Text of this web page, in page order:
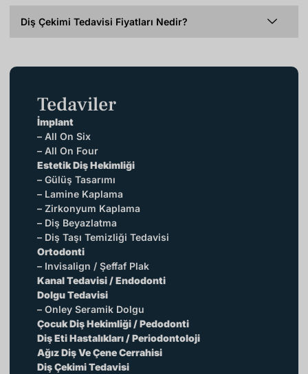
Diş Çekimi Tedavisi Fiyatları Nedir?
Tedaviler
İmplant
– All On Six
– All On Four
Estetik Diş Hekimliği
– Gülüş Tasarımı
– Lamine Kaplama
– Zirkonyum Kaplama
– Diş Beyazlatma
– Diş Taşı Temizliği Tedavisi
Ortodonti
– Invisalign / Şeffaf Plak
Kanal Tedavisi / Endodonti
Dolgu Tedavisi
– Onley Seramik Dolgu
Çocuk Diş Hekimliği / Pedodonti
Diş Eti Hastalıkları / Periodontoloji
Ağız Diş Ve Çene Cerrahisi
Diş Çekimi Tedavisi